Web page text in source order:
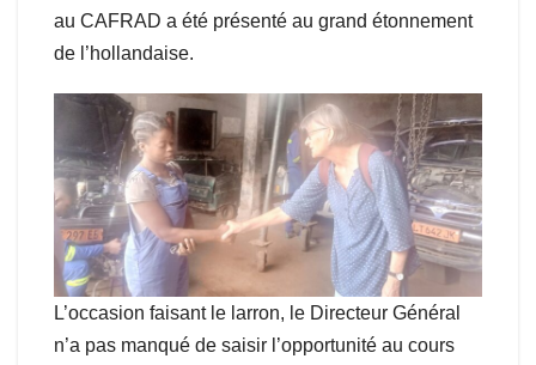
au CAFRAD a été présenté au grand étonnement
de l’hollandaise.
L’occasion faisant le larron, le Directeur Général
n’a pas manqué de saisir l’opportunité au cours